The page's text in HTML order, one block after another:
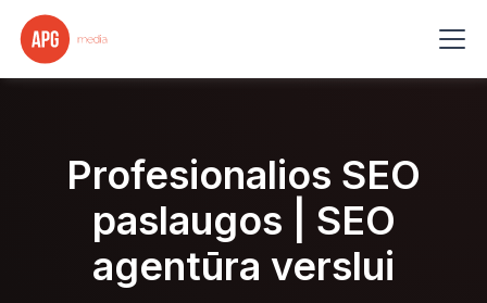
Profesionalios SEO
paslaugos | SEO
agentūra verslui